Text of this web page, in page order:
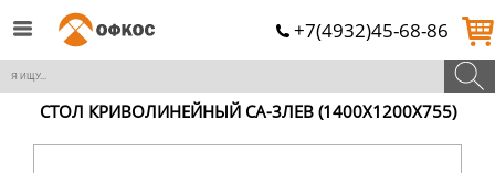
+7(4932)45-68-86
СТОЛ КРИВОЛИНЕЙНЫЙ СА-3ЛЕВ (1400Х1200Х755)